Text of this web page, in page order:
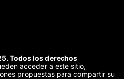
Todos los derechos
acceder a este sitio,
propuestas para compartir su